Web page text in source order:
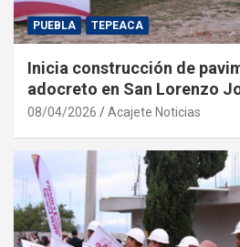
PUEBLA TEPEACA
Inicia construcción de
adocreto en San Lorenzo
08/04/2026 Acajete Noticias